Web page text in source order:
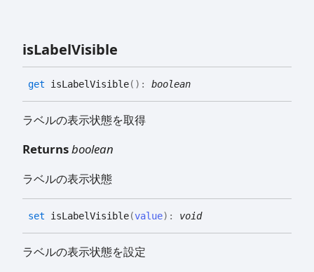
isLabelVisible
get isLabelVisible( ) : boolean
ラベルの表示状態を取得
Returnsboolean
ラベルの表示状態
set isLabelVisible(value) : void
ラベルの表示状態を設定